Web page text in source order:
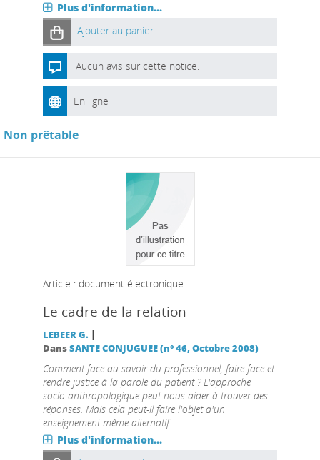
Plus d'information...
Ajouter au panier
Aucun avis sur cette notice.
En ligne
Non prêtable
Article : document électronique
Le cadre de la relation
LEBEER G. |
DansSANTE CONJUGUEE (n° 46, Octobre 2008)
Comment face au savoir du professionnel, faire face et
rendre justice à la parole du patient ? L'approche
socio-anthropologique peut nous aider à trouver des
réponses. Mais cela peut-il faire l'objet d'un
enseignement même alternatif
Plus d'information...